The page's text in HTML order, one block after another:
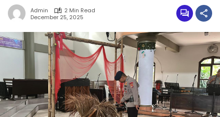
Admin
2 Min Read
December 25, 2025